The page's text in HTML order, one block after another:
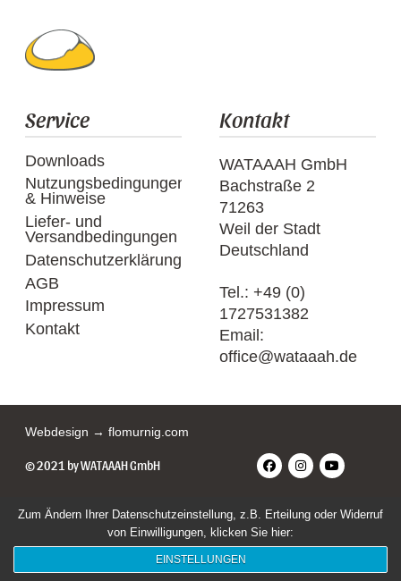
Service
Downloads
Nutzungsbedingungen
& Hinweise
Liefer- und
Versandbedingungen
Datenschutzerklärung
AGB
Impressum
Kontakt
Kontakt
WATAAAH GmbH
Bachstraße 2
71263
Weil der Stadt
Deutschland
Tel.: +49 (0)
1727531382
Email:
office@wataaah.de
Webdesign → flomurnig.com
© 2021 by WATAAAH GmbH
Zum Ändern Ihrer Datenschutzeinstellung, z.B. Erteilung oder Widerruf
von Einwilligungen, klicken Sie hier:
EINSTELLUNGEN